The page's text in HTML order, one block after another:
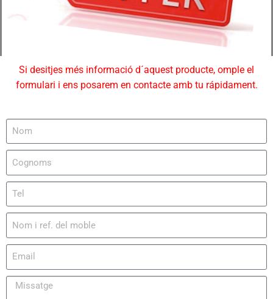
Si desitjes més informació d´aquest producte, omple el
formulari i ens posarem en contacte amb tu rápidament.